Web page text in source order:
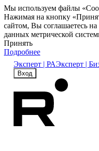
Мы используем файлы
Нажимая на кнопку
сайтом, Вы соглашаетесь
данных метрической
Принять
Подробнее
Эксперт | РАЭксперт |
Вход